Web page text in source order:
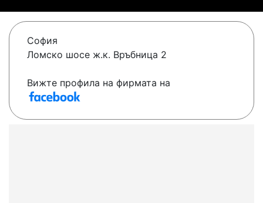
София
Ломско шосе ж.к. Връбница 2
Вижте профила на фирмата на